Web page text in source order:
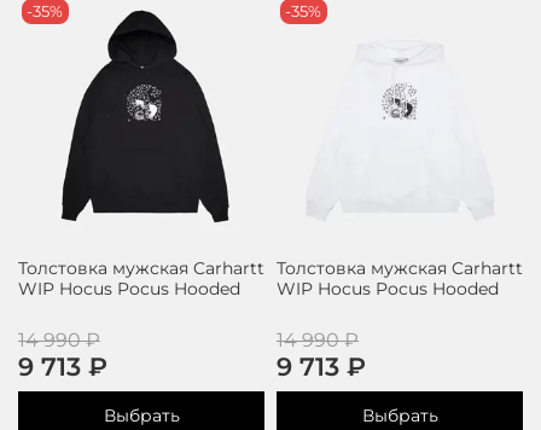
-35%
Толстовка мужская Carhartt
WIP Hocus Pocus Hooded
14 990 ₽
9 713 ₽
Выбрать
-35%
Толстовка мужская Carhartt
WIP Hocus Pocus Hooded
14 990 ₽
9 713 ₽
Выбрать